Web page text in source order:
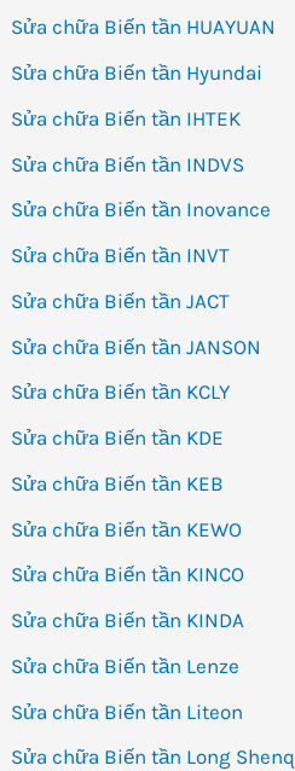
Sửa chữa Biến tần HUAYUAN
Sửa chữa Biến tần Hyundai
Sửa chữa Biến tần IHTEK
Sửa chữa Biến tần INDVS
Sửa chữa Biến tần Inovance
Sửa chữa Biến tần INVT
Sửa chữa Biến tần JACT
Sửa chữa Biến tần JANSON
Sửa chữa Biến tần KCLY
Sửa chữa Biến tần KDE
Sửa chữa Biến tần KEB
Sửa chữa Biến tần KEWO
Sửa chữa Biến tần KINCO
Sửa chữa Biến tần KINDA
Sửa chữa Biến tần Lenze
Sửa chữa Biến tần Liteon
Sửa chữa Biến tần Long Shenq